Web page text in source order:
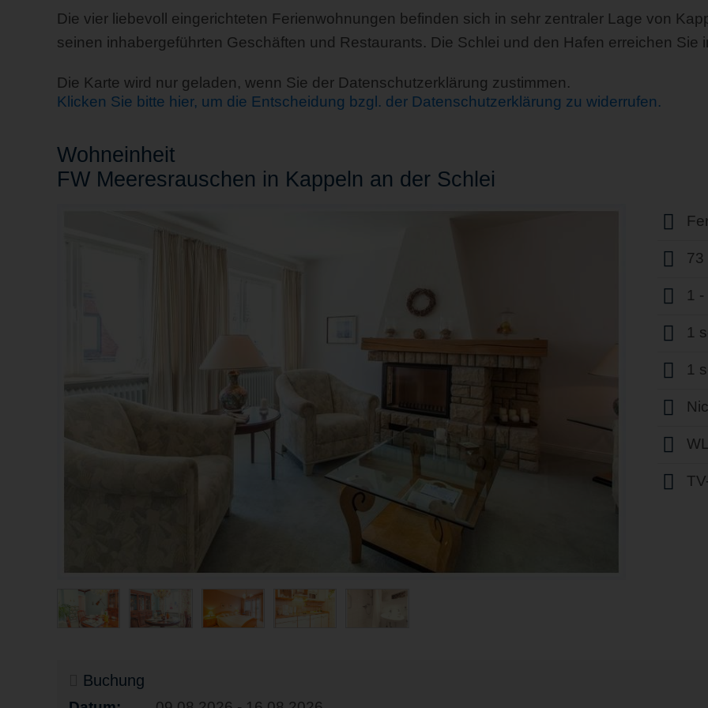
Die vier liebevoll eingerichteten Ferienwohnungen befinden sich in sehr zentraler Lage von
seinen inhabergeführten Geschäften und Restaurants. Die Schlei und den Hafen erreichen Sie
Die Karte wird nur geladen, wenn Sie der Datenschutzerklärung zustimmen.
Klicken Sie bitte hier, um die Entscheidung bzgl. der Datenschutzerklärung zu widerrufen.
Wohneinheit
FW Meeresrauschen in Kappeln an der Schlei
73
1
1
1
Buchung